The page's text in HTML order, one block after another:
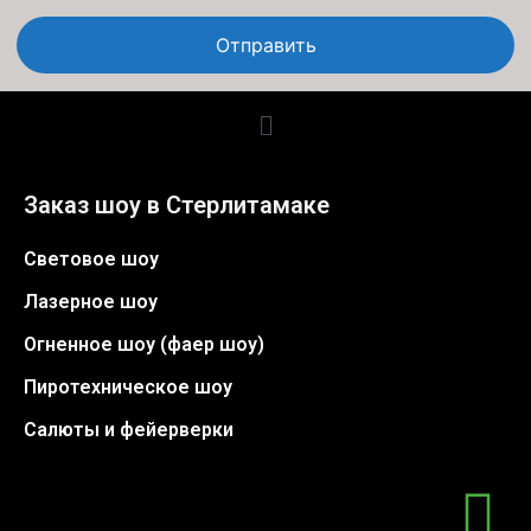
Отправить
Заказ шоу в Стерлитамаке
Световое шоу
Лазерное шоу
Огненное шоу (фаер шоу)
Пиротехническое шоу
Салюты и фейерверки